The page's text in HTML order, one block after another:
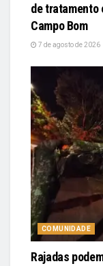
de tratamento
Campo Bom
7 de agosto de 2026
COMUNIDADE
Rajadas